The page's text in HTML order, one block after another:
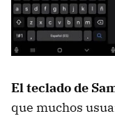
El teclado de
que muchos